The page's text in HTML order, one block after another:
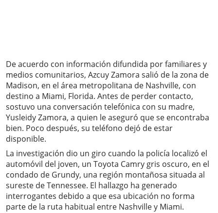
De acuerdo con información difundida por familiares y
medios comunitarios, Azcuy Zamora salió de la zona de
Madison, en el área metropolitana de Nashville, con
destino a Miami, Florida. Antes de perder contacto,
sostuvo una conversación telefónica con su madre,
Yusleidy Zamora, a quien le aseguró que se encontraba
bien. Poco después, su teléfono dejó de estar
disponible.
La investigación dio un giro cuando la policía localizó el
automóvil del joven, un Toyota Camry gris oscuro, en el
condado de Grundy, una región montañosa situada al
sureste de Tennessee. El hallazgo ha generado
interrogantes debido a que esa ubicación no forma
parte de la ruta habitual entre Nashville y Miami.